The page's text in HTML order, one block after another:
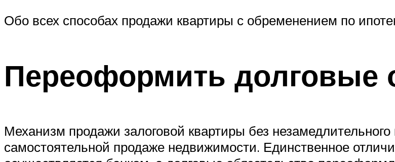
Обо всех способах продажи квартиры с обременением по
Переоформить долговые
Механизм продажи залоговой квартиры без
самостоятельной продаже недвижимости. Единственное